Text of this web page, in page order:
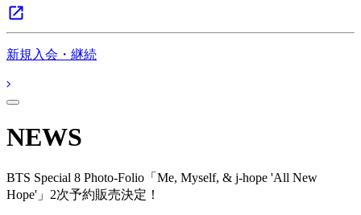
新規入会・継続
NEWS
BTS Special 8 Photo-Folio「Me, Myself, & j-hope 'All New
Hope'」2次予約販売決定！